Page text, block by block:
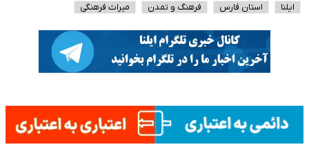
ایلنا استان فارس فرهنگ و تمدن میراث فرهنگی